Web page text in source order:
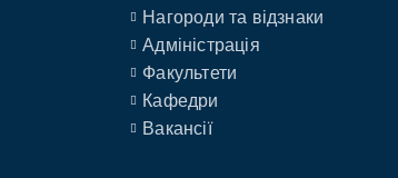
Нагороди та відзнаки
Адміністрація
Факультети
Кафедри
Вакансії